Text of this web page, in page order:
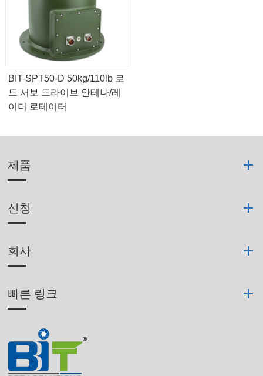
BIT-SPT50-D 50kg/110lb 로
드 서보 드라이브 안테나/레
이더 로테이터
제품
신청
회사
빠른 링크